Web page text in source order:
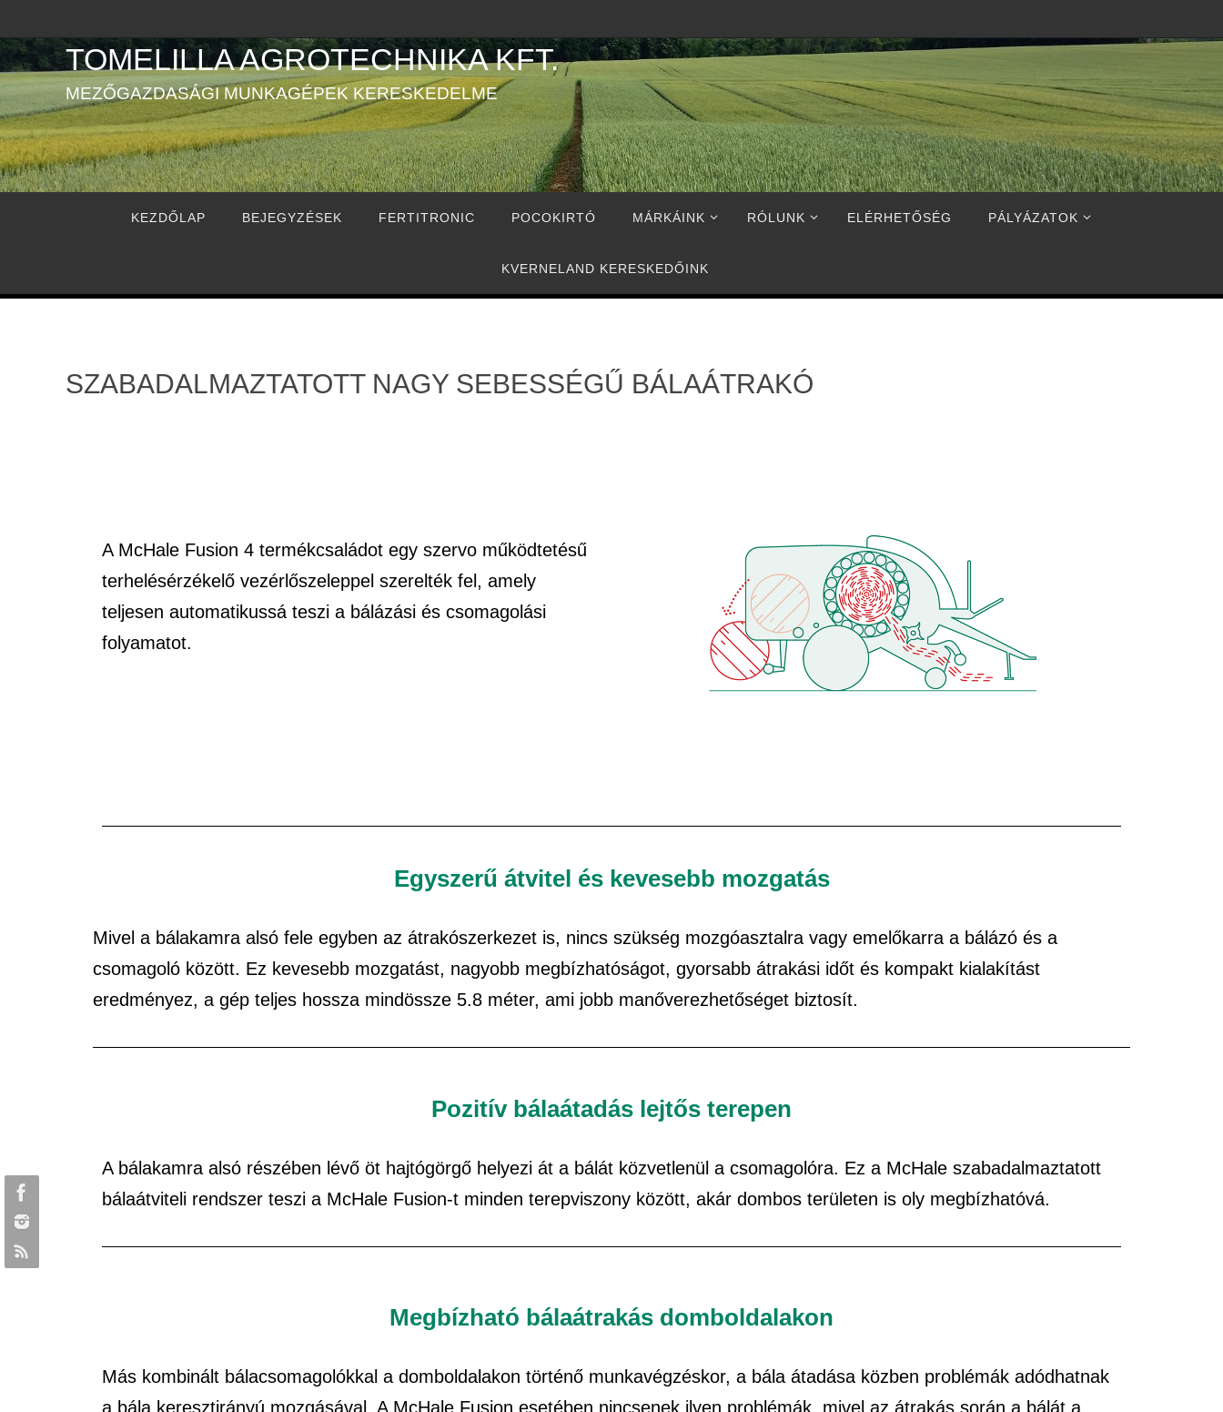
TOMELILLA AGROTECHNIKA KFT.
MEZŐGAZDASÁGI MUNKAGÉPEK KERESKEDELME
KEZDŐLAP BEJEGYZÉSEK FERTITRONIC POCOKIRTÓ MÁRKÁINK RÓLUNK ELÉRHETŐSÉG PÁLYÁZATOK
KVERNELAND KERESKEDŐINK
SZABADALMAZTATOTT NAGY SEBESSÉGŰ BÁLAÁTRAKÓ
A McHale Fusion 4 termékcsaládot egy szervo működtetésű
terhelésérzékelő vezérlőszeleppel szerelték fel, amely
teljesen automatikussá teszi a bálázási és csomagolási
folyamatot.
Egyszerű átvitel és kevesebb mozgatás
Mivel a bálakamra alsó fele egyben az átrakószerkezet is, nincs szükség mozgóasztalra vagy emelőkarra a bálázó és a
csomagoló között. Ez kevesebb mozgatást, nagyobb megbízhatóságot, gyorsabb átrakási időt és kompakt kialakítást
eredményez, a gép teljes hossza mindössze 5.8 méter, ami jobb manőverezhetőséget biztosít.
Pozitív bálaátadás lejtős terepen
A bálakamra alsó részében lévő öt hajtógörgő helyezi át a bálát közvetlenül a csomagolóra. Ez a McHale szabadalmaztatott
bálaátviteli rendszer teszi a McHale Fusion-t minden terepviszony között, akár dombos területen is oly megbízhatóvá.
Megbízható bálaátrakás domboldalakon
Más kombinált bálacsomagolókkal a domboldalakon történő munkavégzéskor, a bála átadása közben problémák adódhatnak
a bála keresztirányú mozgásával. A McHale Fusion esetében nincsenek ilyen problémák, mivel az átrakás során a bálát a